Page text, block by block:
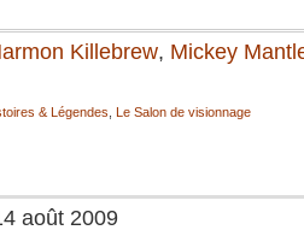
Killebrew, Mickey
& Légendes Le Salon de visionnage
août 2009